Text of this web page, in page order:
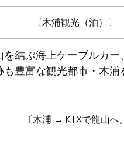
） 〔木浦観光（泊）〕
を結ぶ海上ケーブルカー
も豊富な観光都市・木浦
〔木浦 → KTXで龍山へ